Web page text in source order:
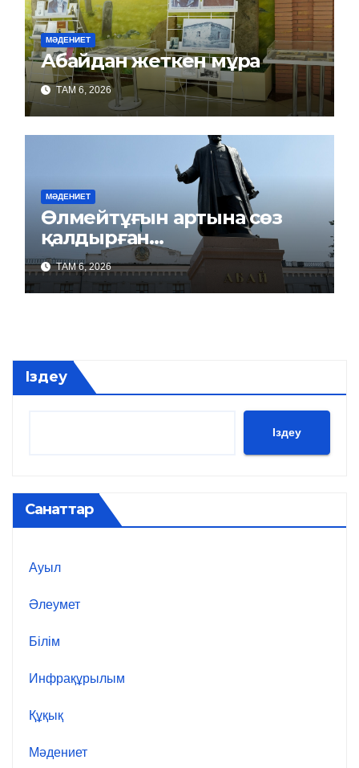
МӘДЕНИЕТ
Абайдан жеткен мұра
ТАМ 6, 2026
МӘДЕНИЕТ
Өлмейтұғын артына сөз
қалдырған…
ТАМ 6, 2026
Іздеу
Іздеу
Санаттар
Ауыл
Әлеумет
Білім
Инфрақұрылым
Құқық
Мәдениет